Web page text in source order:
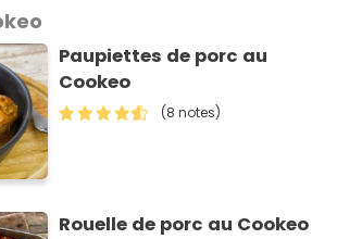
Paupiettes de porc au
Cookeo
(8 notes)
Rouelle de porc au Cookeo